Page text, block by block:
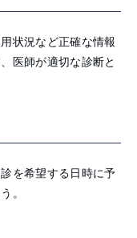
状況など正確な情報
医師が適切な診断と
を希望する日時に予
。